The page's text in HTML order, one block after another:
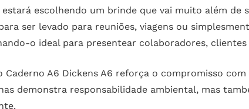
escolhendo um brinde que vai muito além de
ser levado para reuniões, viagens ou
o ideal para presentear colaboradores, clientes
Caderno A6 Dickens A6 reforça o compromisso
demonstra responsabilidade ambiental, mas